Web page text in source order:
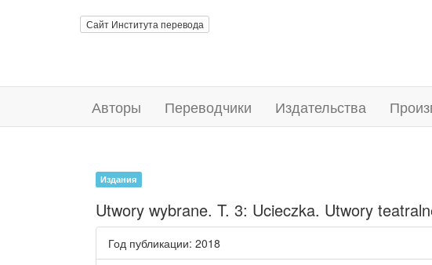
Сайт Института перевода
Авторы Переводчики Издательства
Издания
Utwory wybrane. T. 3: Ucieczka. Utwory
Год публикации: 2018